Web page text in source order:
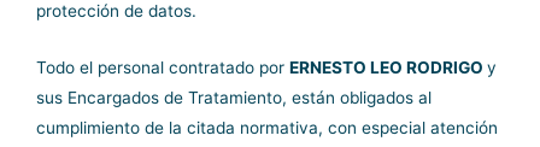
protección de datos.
Todo el personal contratado por ERNESTO LEO RODRIGO y
sus Encargados de Tratamiento, están obligados al
cumplimiento de la citada normativa, con especial atención